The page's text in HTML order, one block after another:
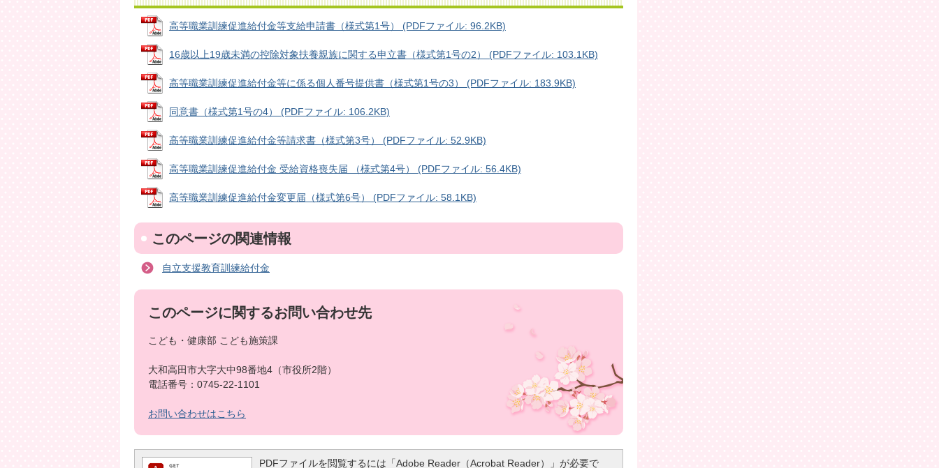
高等職業訓練促進給付金等支給申請書（様式第1号） (PDFファイル: 96.2KB)
16歳以上19歳未満の控除対象扶養親族に関する申立書（様式第1号の2） (PDFファイル: 103.1KB)
高等職業訓練促進給付金等に係る個人番号提供書（様式第1号の3） (PDFファイル: 183.9KB)
同意書（様式第1号の4） (PDFファイル: 106.2KB)
高等職業訓練促進給付金等請求書（様式第3号） (PDFファイル: 52.9KB)
高等職業訓練促進給付金 受給資格喪失届 （様式第4号） (PDFファイル: 56.4KB)
高等職業訓練促進給付金変更届（様式第6号） (PDFファイル: 58.1KB)
このページの関連情報
自立支援教育訓練給付金
このページに関するお問い合わせ先
こども・健康部 こども施策課
大和高田市大字大中98番地4（市役所2階）
電話番号：0745-22-1101
お問い合わせはこちら
PDFファイルを閲覧するには「Adobe Reader（Acrobat Reader）」が必要で